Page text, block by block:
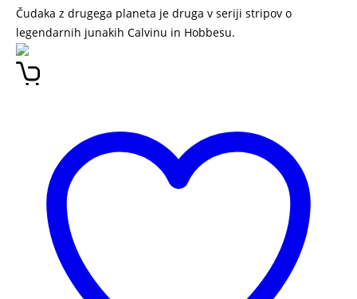
Čudaka z drugega planeta je druga v seriji stripov o
legendarnih junakih Calvinu in Hobbesu.